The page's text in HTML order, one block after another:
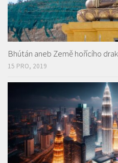
Bhútán aneb Země hořícího
15 PRO, 2019